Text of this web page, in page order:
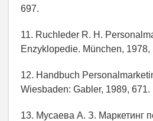
697.
11. Ruchleder R. H.
Enzyklopedie. München, 1978,
12. Handbuch
Wiesbaden: Gabler, 1989, 671.
13. Мусаева А. З. Маркетинг